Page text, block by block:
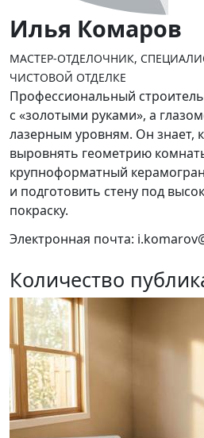
Илья Комаров
МАСТЕР-ОТДЕЛОЧНИК,
ЧИСТОВОЙ ОТДЕЛКЕ
Профессиональный
с «золотыми руками», а
лазерным уровням. Он знает,
выровнять геометрию
крупноформатный
и подготовить стену под
покраску.
Электронная почта:
Количество